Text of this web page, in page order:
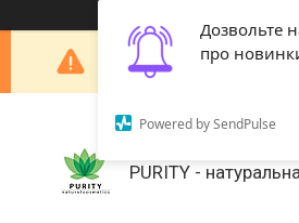
Дозвольте
про
Powered by SendPulse
Шановні покупці! З 29
PURITY -